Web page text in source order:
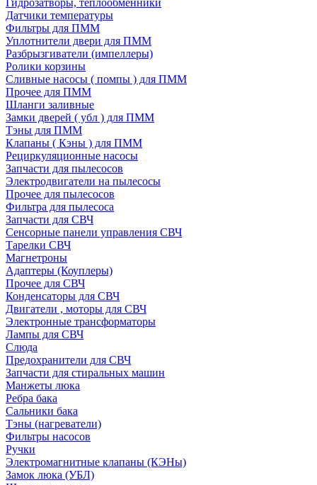
Гидрозатворы, теплообменники
Датчики температуры
Фильтры для ПММ
Уплотнители двери для ПММ
Разбрызгиватели (импеллеры)
Ролики корзины
Сливные насосы ( помпы ) для ПММ
Прочее для ПММ
Шланги заливные
Замки дверей ( убл ) для ПММ
Тэны для ПММ
Клапаны ( Кэны ) для ПММ
Рециркуляционные насосы
Запчасти для пылесосов
Электродвигатели на пылесосы
Прочее для пылесосов
Фильтра для пылесоса
Запчасти для СВЧ
Сенсорные панели управления СВЧ
Тарелки СВЧ
Магнетроны
Адаптеры (Коуплеры)
Прочее для СВЧ
Конденсаторы для СВЧ
Двигатели , моторы для СВЧ
Электронные трансформаторы
Лампы для СВЧ
Слюда
Предохранители для СВЧ
Запчасти для стиральных машин
Манжеты люка
Ребра бака
Сальники бака
Тэны (нагреватели)
Фильтры насосов
Ручки
Электромагнитные клапаны (КЭНы)
Замок люка (УБЛ)